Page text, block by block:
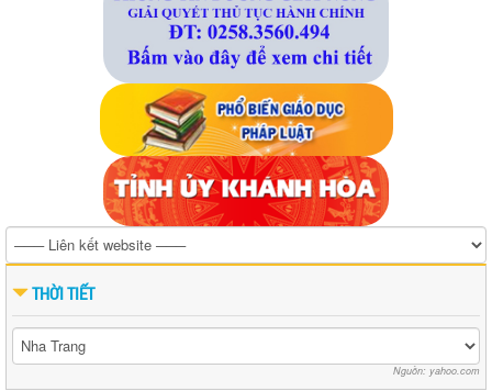
THỜI TIẾT
Nguồn: yahoo.com